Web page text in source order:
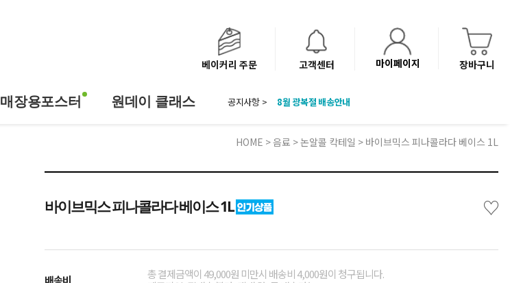
베이커리 주문 고객센터 마이페이지 장바구니
매장용포스터 원데이 클래스 공지사항 >
'NEW 바이브믹스 or 바리스타시럽 1종' 체험단 발표
HOME >음료 >논알콜 칵테일 > 바이브믹스 피나콜라다 베이스 1L
바이브믹스 피나콜라다 베이스 1L ♡
배송비
총 결제금액이 49,000원 미만시 배송비 4,000원이 청구됩니다.